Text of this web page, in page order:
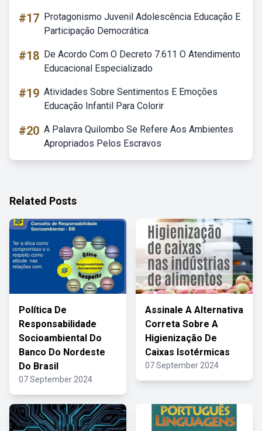
#17 Protagonismo Juvenil Adolescência Educação E
Participação Democrática
#18 De Acordo Com O Decreto 7.611 O Atendimento
Educacional Especializado
#19 Atividades Sobre Sentimentos E Emoções
Educação Infantil Para Colorir
#20 A Palavra Quilombo Se Refere Aos Ambientes
Apropriados Pelos Escravos
Related Posts
Política De
Responsabilidade
Socioambiental Do
Banco Do Nordeste
Do Brasil
07 September 2024
Assinale A Alternativa
Correta Sobre A
Higienização De
Caixas Isotérmicas
07 September 2024